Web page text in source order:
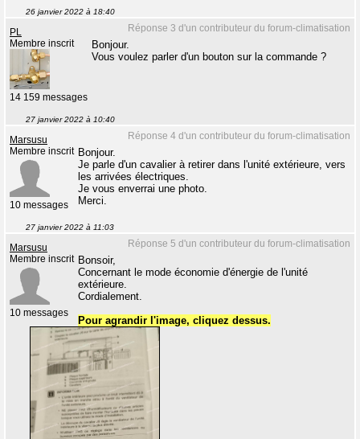
26 janvier 2022 à 18:40
Réponse 3 d'un contributeur du forum-climatisation
PL
Membre inscrit
14 159 messages
Bonjour.
Vous voulez parler d'un bouton sur la commande ?
27 janvier 2022 à 10:40
Réponse 4 d'un contributeur du forum-climatisation
Marsusu
Membre inscrit
10 messages
Bonjour.
Je parle d'un cavalier à retirer dans l'unité extérieure, vers
les arrivées électriques.
Je vous enverrai une photo.
Merci.
27 janvier 2022 à 11:03
Réponse 5 d'un contributeur du forum-climatisation
Marsusu
Membre inscrit
10 messages
Bonsoir,
Concernant le mode économie d'énergie de l'unité
extérieure.
Cordialement.
Pour agrandir l'image, cliquez dessus.